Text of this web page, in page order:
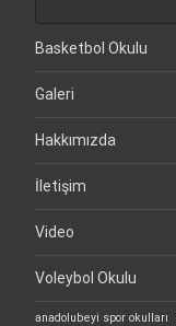
Basketbol Okulu
Galeri
Hakkımızda
İletişim
Video
Voleybol Okulu
anadolubeyi spor okulları